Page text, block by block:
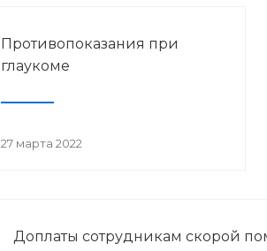
Противопоказания при
глаукоме
27 марта 2022
Доплаты сотрудникам скорой